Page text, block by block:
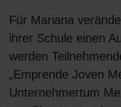
Für Mariana
ihrer Schule einen
werden
„Emprende Joven
Unternehmertum